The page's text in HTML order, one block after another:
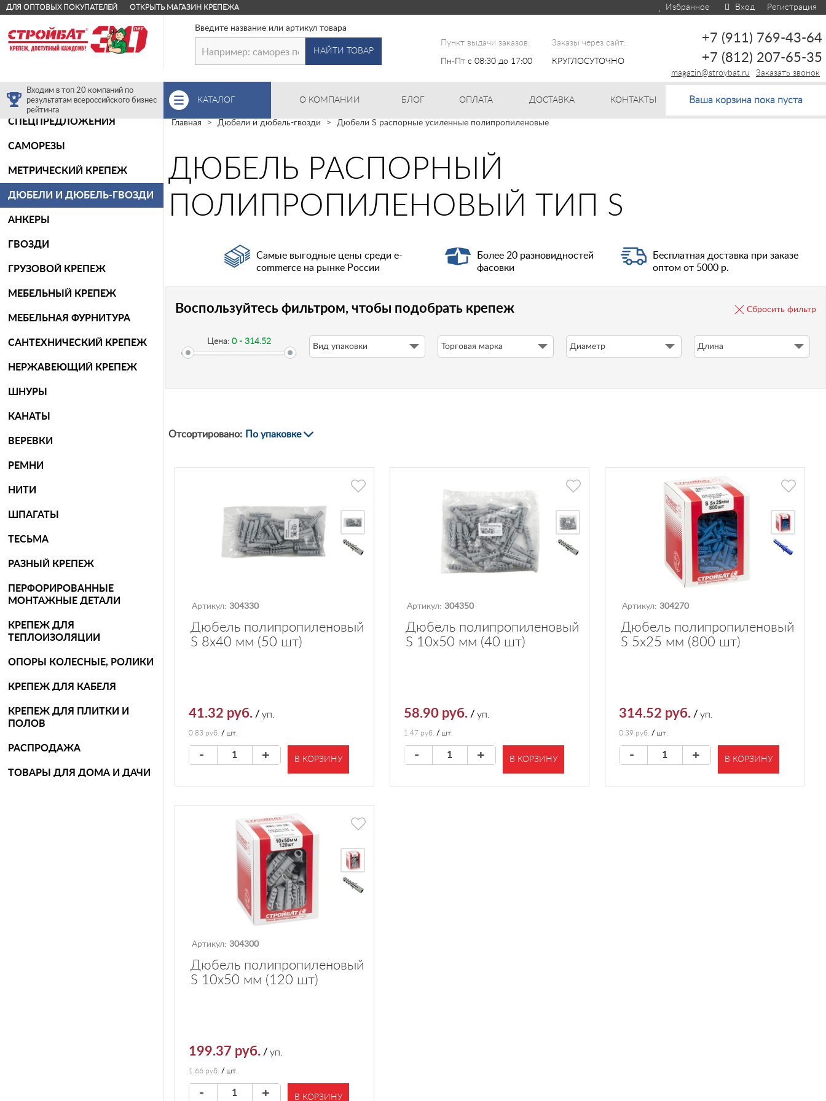
ДЛЯ ОПТОВЫХ ПОКУПАТЕЛЕЙ ОТКРЫТЬ МАГАЗИН КРЕПЕЖА Избранное Вход Регистрация
Введите название или артикул товара
НАЙТИ ТОВАР
Пункт выдачи заказов:
Пн-Пт с 08:30 до 17:00
Заказы через сайт:
КРУГЛОСУТОЧНО
+7 (911) 769-43-64
+7 (812) 207-65-35
Заказать звонок
magazin@stroybat.ru
Входим в топ 20 компаний по
результатам всероссийского бизнес
рейтинга
КАТАЛОГ О КОМПАНИИ БЛОГ ОПЛАТА ДОСТАВКА КОНТАКТЫ Ваша корзина пока пуста
Главная Дюбели и дюбель-гвозди Дюбели S распорные усиленные полипропиленовые
ДЮБЕЛЬ РАСПОРНЫЙ
ПОЛИПРОПИЛЕНОВЫЙ ТИП S
Самые выгодные цены среди e-
commerce на рынке России
Более 20 разновидностей
фасовки
Бесплатная доставка при заказе
оптом от 5000 р.
СПЕЦПРЕДЛОЖЕНИЯ
САМОРЕЗЫ
МЕТРИЧЕСКИЙ КРЕПЕЖ
ДЮБЕЛИ И ДЮБЕЛЬ-ГВОЗДИ
АНКЕРЫ
ГВОЗДИ
ГРУЗОВОЙ КРЕПЕЖ
МЕБЕЛЬНЫЙ КРЕПЕЖ
МЕБЕЛЬНАЯ ФУРНИТУРА
САНТЕХНИЧЕСКИЙ КРЕПЕЖ
НЕРЖАВЕЮЩИЙ КРЕПЕЖ
ШНУРЫ
КАНАТЫ
ВЕРЕВКИ
РЕМНИ
НИТИ
ШПАГАТЫ
ТЕСЬМА
РАЗНЫЙ КРЕПЕЖ
ПЕРФОРИРОВАННЫЕ
МОНТАЖНЫЕ ДЕТАЛИ
КРЕПЕЖ ДЛЯ
ТЕПЛОИЗОЛЯЦИИ
ОПОРЫ КОЛЕСНЫЕ, РОЛИКИ
КРЕПЕЖ ДЛЯ КАБЕЛЯ
КРЕПЕЖ ДЛЯ ПЛИТКИ И
ПОЛОВ
РАСПРОДАЖА
ТОВАРЫ ДЛЯ ДОМА И ДАЧИ
Воспользуйтесь фильтром, чтобы подобрать крепеж Сбросить фильтр
Цена:0 - 314.52
Рублей
Вид упаковки Торговая марка Диаметр Длина
Отсортировано: По упаковке
Артикул: 304330
Дюбель полипропиленовый
S 8х40 мм (50 шт)
41.32 руб./ уп.
0.83 руб. / шт.
- + В КОРЗИНУ
Артикул: 304350
Дюбель полипропиленовый
S 10х50 мм (40 шт)
58.90 руб./ уп.
1.47 руб. / шт.
- + В КОРЗИНУ
Артикул: 304270
Дюбель полипропиленовый
S 5х25 мм (800 шт)
314.52 руб./ уп.
0.39 руб. / шт.
- + В КОРЗИНУ
Артикул: 304300
Дюбель полипропиленовый
S 10х50 мм (120 шт)
199.37 руб./ уп.
1.66 руб. / шт.
- + В КОРЗИНУ